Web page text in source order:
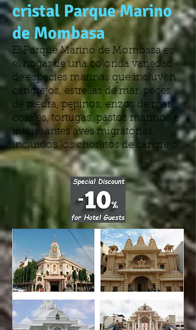
cristal Parque Marino
de Mombasa
El Parque Marino de Mombasa es
el hogar de una colorida variedad
de especies marinas que incluyen
cangrejos, estrellas de mar, peces
de piedra, pepinos, erizos de mar,
corales, tortugas, pastos marinos e
interesantes aves migratorias,
incluidos los chorlitos de cangrejo.